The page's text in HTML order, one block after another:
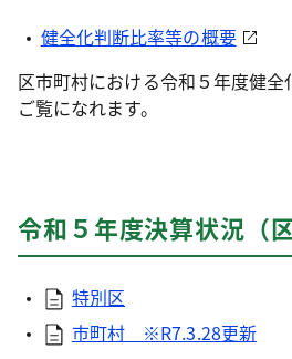
健全化判断比率等の概要
区市町村における令和５年度健
ご覧になれます。
令和５年度決算状況（
特別区
市町村 ※R7.3.28更新